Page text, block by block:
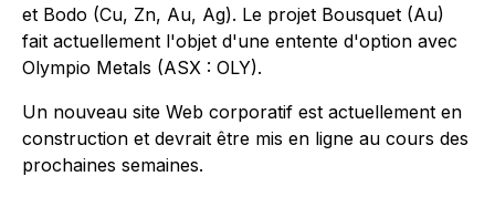
et Bodo (Cu, Zn, Au, Ag). Le projet Bousquet (Au)
fait actuellement l'objet d'une entente d'option avec
Olympio Metals (ASX : OLY).
Un nouveau site Web corporatif est actuellement en
construction et devrait être mis en ligne au cours des
prochaines semaines.